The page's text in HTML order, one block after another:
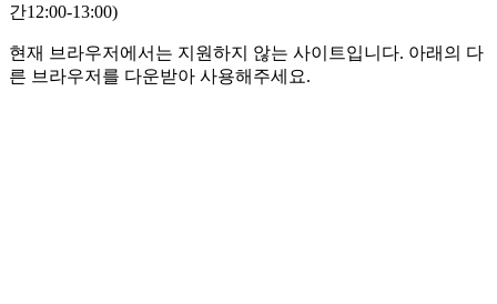
간12:00-13:00)
현재 브라우저에서는 지원하지 않는 사이트입니다. 아래의 다
른 브라우저를 다운받아 사용해주세요.